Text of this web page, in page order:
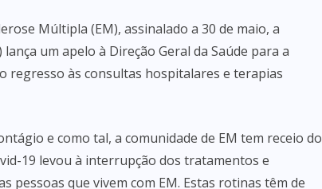
Múltipla (EM), assinalado a 30 de maio, a
um apelo à Direção Geral da Saúde para a
regresso às consultas hospitalares e terapias
e como tal, a comunidade de EM tem receio do
19 levou à interrupção dos tratamentos e
que vivem com EM. Estas rotinas têm de